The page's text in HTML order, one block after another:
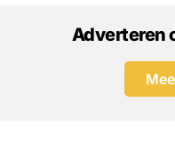
Adverteren